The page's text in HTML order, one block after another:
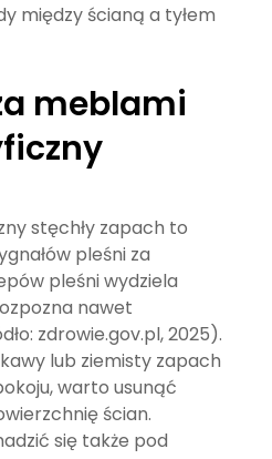
między ścianą a tyłem
meblami
stęchły zapach to
pleśni za
pleśni wydziela
nawet
zdrowie.gov.pl, 2025).
lub ziemisty zapach
warto usunąć
ścian.
się także pod